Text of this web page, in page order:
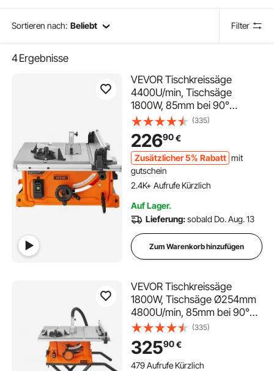
Sortieren nach: Beliebt Filter
4Ergebnisse
VEVOR Tischkreissäge
4400U/min, Tischsäge
1800W, 85mm bei 90°
Querschnitt / 60mm bei 45°
Schrägschnitt,
Winkelanschlag -60˚/60˚,
Ideal für Schneiden von Holz
und DIY-
Holzbearbeitungsprojekte
(335)
22690€
Zusätzlicher 5% Rabatt mit
gutschein
2.4K+ Aufrufe Kürzlich
Auf Lager.
Lieferung:sobald Do. Aug. 13
Zum Warenkorb hinzufügen
VEVOR Tischkreissäge
1800W, Tischsäge Ø254mm
4800U/min, 85mm bei 90°
Querschnitt 55mm bei 45°
Schrägschnitt,
Winkelanschlag -60˚/60˚,
Ideal für Schneiden von Holz
(335)
32590€
479 Aufrufe Kürzlich